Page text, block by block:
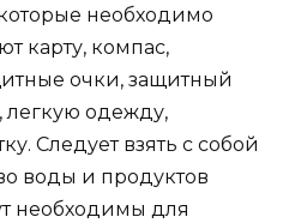
необходимо
карту, компас,
очки, защитный
одежду,
Следует взять с собой
воды и продуктов
необходимы для